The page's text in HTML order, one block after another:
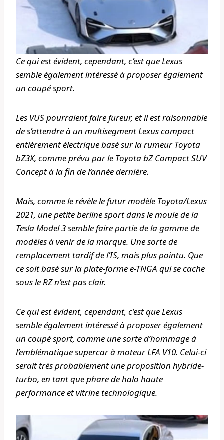
Ce qui est évident, cependant, c’est que Lexus
semble également intéressé à proposer également
un coupé sport.
Les VUS pourraient faire fureur, et il est raisonnable
de s’attendre à un multisegment Lexus compact
entièrement électrique basé sur la rumeur Toyota
bZ3X, comme prévu par le Toyota bZ Compact SUV
Concept à la fin de l’année dernière.
Mais, comme le révèle le futur modèle Toyota/Lexus
2021, une petite berline sport dans le moule de la
Tesla Model 3 semble faire partie de la gamme de
modèles à venir de la marque. Une sorte de
remplacement tardif de l’IS, mais plus pointu. Que
ce soit basé sur la plate-forme e-TNGA qui se cache
sous le RZ n’est pas clair.
Ce qui est évident, cependant, c’est que Lexus
semble également intéressé à proposer également
un coupé sport, comme une sorte d’hommage à
l’emblématique supercar à moteur LFA V10. Celui-ci
serait très probablement une proposition hybride-
turbo, en tant que phare de halo haute
performance et vitrine technologique.